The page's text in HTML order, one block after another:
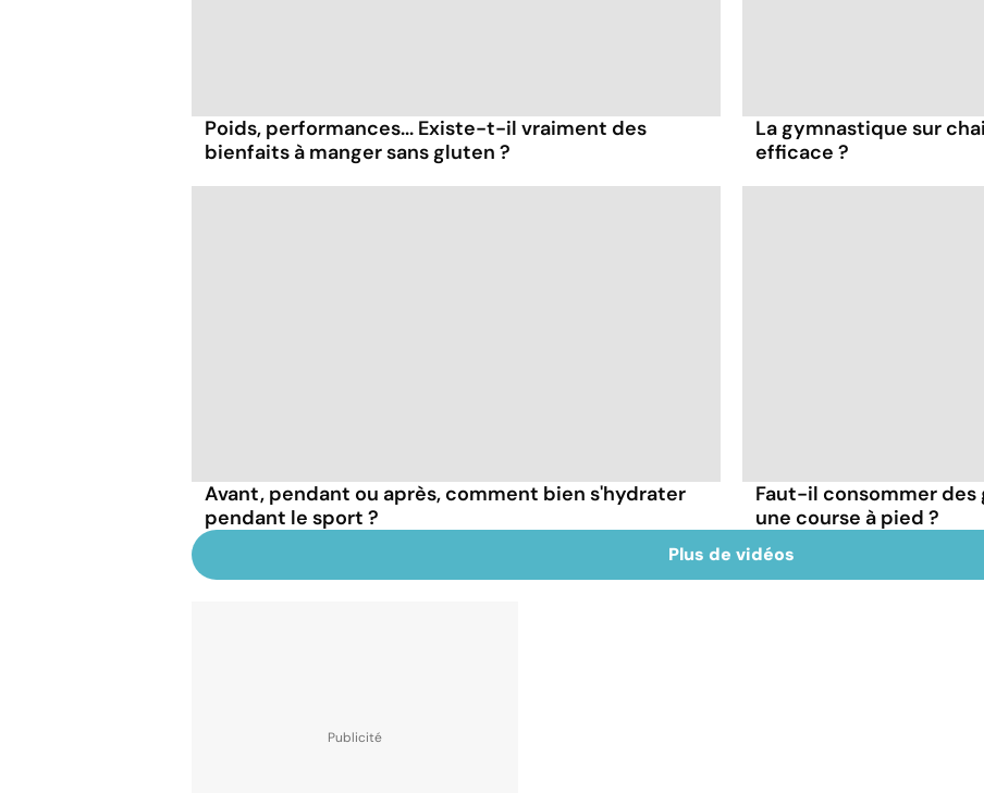
Poids, performances... Existe-t-il vraiment des
bienfaits à manger sans gluten ?
La gymnastique sur
efficace ?
Avant, pendant ou après, comment bien s'hydrater
pendant le sport ?
Faut-il consommer
une course à pied ?
Plus de vidéos